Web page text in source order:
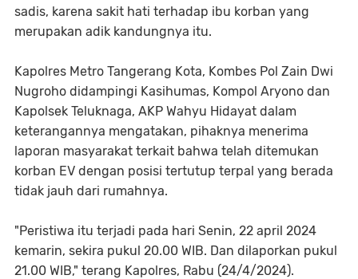
sadis, karena sakit hati terhadap ibu korban yang
merupakan adik kandungnya itu.
Kapolres Metro Tangerang Kota, Kombes Pol Zain Dwi
Nugroho didampingi Kasihumas, Kompol Aryono dan
Kapolsek Teluknaga, AKP Wahyu Hidayat dalam
keterangannya mengatakan, pihaknya menerima
laporan masyarakat terkait bahwa telah ditemukan
korban EV dengan posisi tertutup terpal yang berada
tidak jauh dari rumahnya.
"Peristiwa itu terjadi pada hari Senin, 22 april 2024
kemarin, sekira pukul 20.00 WIB. Dan dilaporkan pukul
21.00 WIB," terang Kapolres, Rabu (24/4/2024).